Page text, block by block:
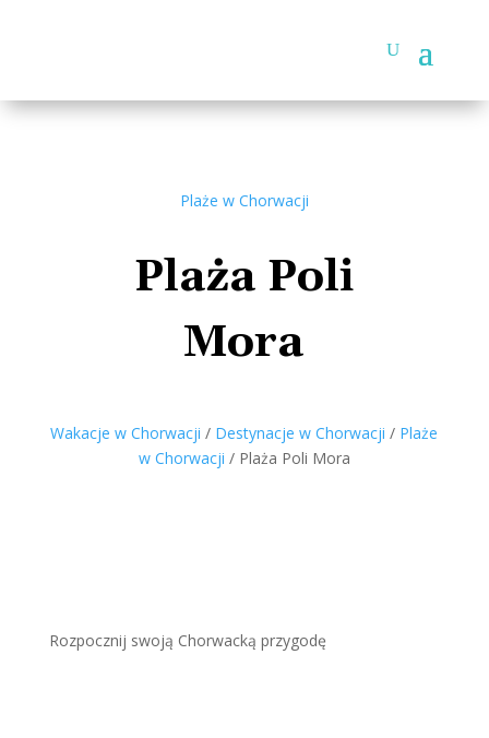
Plaże w Chorwacji
Plaża Poli
Mora
Wakacje w Chorwacji / Destynacje w Chorwacji / Plaże
w Chorwacji / Plaża Poli Mora
Rozpocznij swoją Chorwacką przygodę